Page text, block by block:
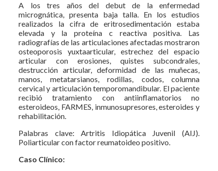
A los tres años del debut de la enfermedad
micrognática, presenta baja talla. En los estudios
realizados la cifra de eritrosedimentación estaba
elevada y la proteína c reactiva positiva. Las
radiografías de las articulaciones afectadas mostraron
osteoporosis yuxtaarticular, estrechez del espacio
articular con erosiones, quistes subcondrales,
destrucción articular, deformidad de las muñecas,
manos, metatarsianos, rodillas, codos, columna
cervical y articulación temporomandibular. El paciente
recibió tratamiento con antiinflamatorios no
esteroideos, FARMES, inmunosupresores, esteroides y
rehabilitación.
Palabras clave: Artritis Idiopática Juvenil (AIJ).
Poliarticular con factor reumatoideo positivo.
Caso Clínico: